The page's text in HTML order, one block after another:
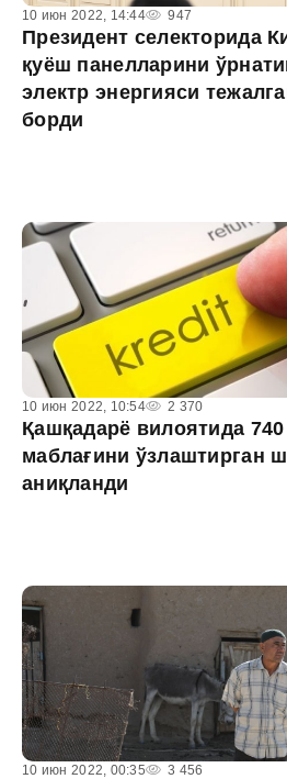
10 июн 2022, 14:44 947
Президент селекторида
қуёш панелларини
электр энергияси
борди
10 июн 2022, 10:54 2 370
Қашқадарё вилоятида
маблағини ўзлаштирган
аниқланди
10 июн 2022, 00:35 3 456